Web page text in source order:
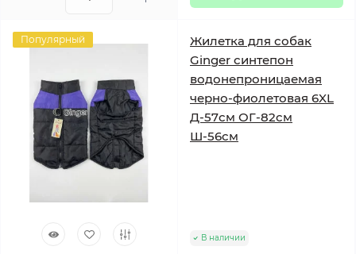
Популярный
Жилетка для собак
Ginger синтепон
водонепроницаемая
черно-фиолетовая 6XL
Д-57см ОГ-82см
Ш-56см
В наличии